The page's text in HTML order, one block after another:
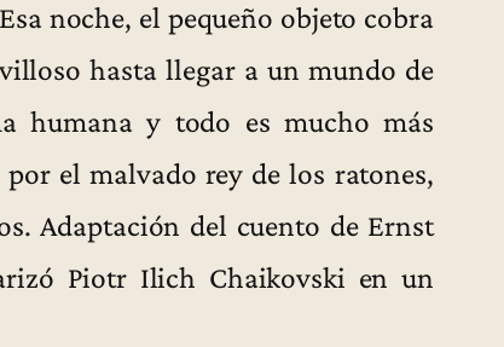
noche, el pequeño objeto cobra
hasta llegar a un mundo de
humana y todo es mucho más
el malvado rey de los ratones,
Adaptación del cuento de Ernst
Piotr Ilich Chaikovski en un